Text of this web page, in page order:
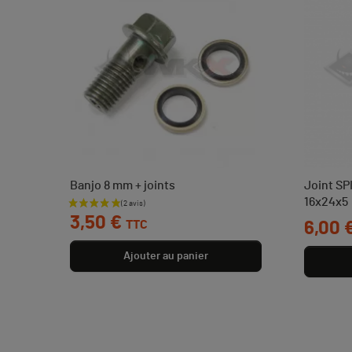
Banjo 8 mm + joints
Prix
3,50 € TTC
Ajouter au panier
Joint
16x24x5
Prix
6,00